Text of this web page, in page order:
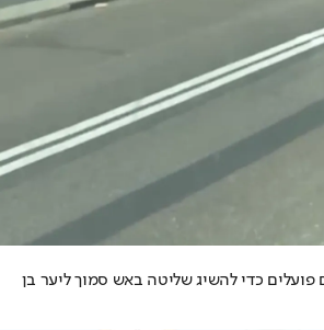
ו-4 מטוסים פועלים כדי להשיג שליטה באש סמוך ליער בן